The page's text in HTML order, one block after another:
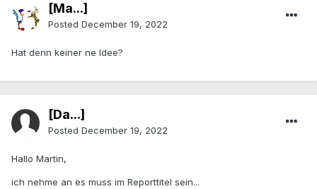
[Ma...]
Posted December 19, 2022
Hat denn keiner ne Idee?
[Da...]
Posted December 19, 2022
Hallo Martin,
ich nehme an es muss im Reporttitel sein...